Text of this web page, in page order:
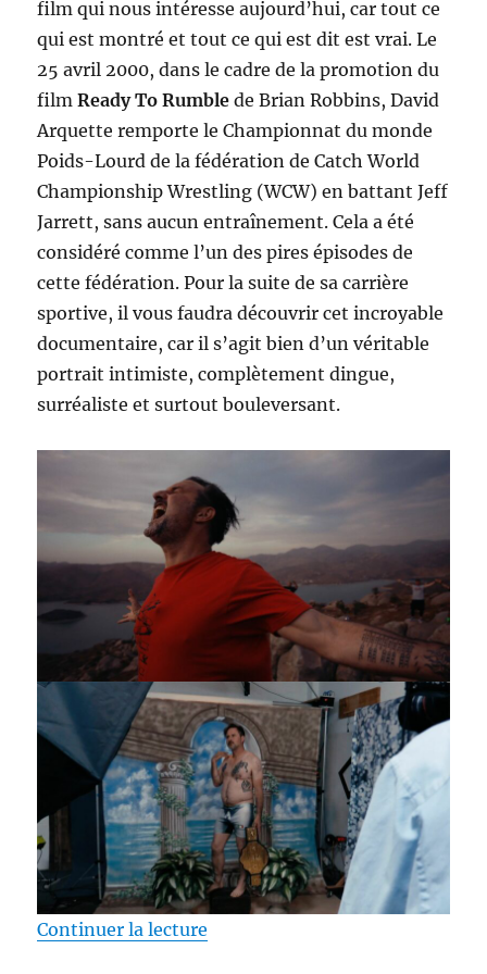
film qui nous intéresse aujourd’hui, car tout ce
qui est montré et tout ce qui est dit est vrai. Le
25 avril 2000, dans le cadre de la promotion du
filmReady To Rumble de Brian Robbins, David
Arquette remporte le Championnat du monde
Poids-Lourd de la fédération de Catch World
Championship Wrestling (WCW) en battant Jeff
Jarrett, sans aucun entraînement. Cela a été
considéré comme l’un des pires épisodes de
cette fédération. Pour la suite de sa carrière
sportive, il vous faudra découvrir cet incroyable
documentaire, car il s’agit bien d’un véritable
portrait intimiste, complètement dingue,
surréaliste et surtout bouleversant.
Continuer la lecture